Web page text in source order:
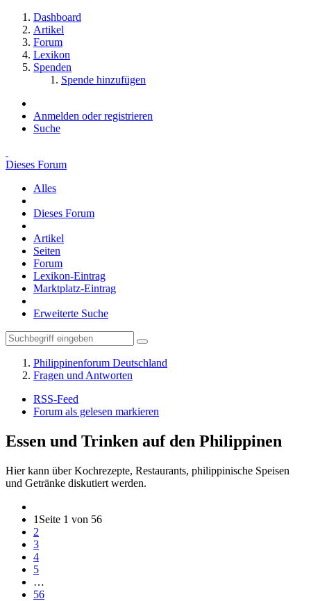
Dashboard
Artikel
Forum
Lexikon
Spenden
Spende hinzufügen
Anmelden oder registrieren
Suche
Dieses Forum
Alles
Dieses Forum
Artikel
Seiten
Forum
Lexikon-Eintrag
Marktplatz-Eintrag
Erweiterte Suche
Philippinenforum Deutschland
Fragen und Antworten
RSS-Feed
Forum als gelesen markieren
Essen und Trinken auf den Philippinen
Hier kann über Kochrezepte, Restaurants, philippinische Speisen
und Getränke diskutiert werden.
1 Seite 1 von 56
2
3
4
5
…
56